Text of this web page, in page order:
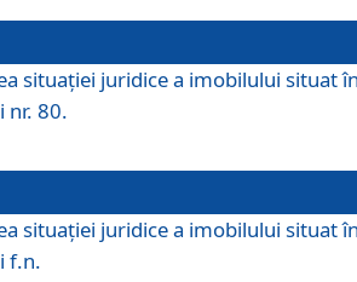
situației juridice a imobilului situat
nr. 80.
situației juridice a imobilului situat
f.n.